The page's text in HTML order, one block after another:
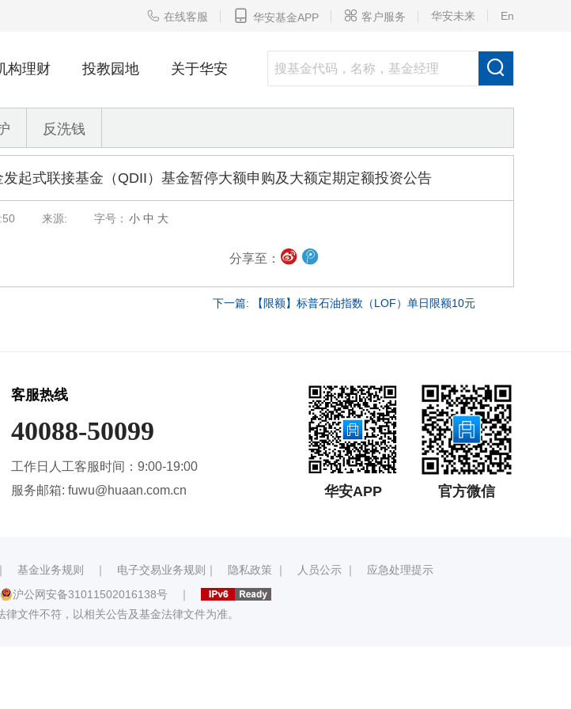
 在线客服  华安基金APP  客户服务 华安未来 En

构理财 投教园地 关于华安
反洗钱
起式联接基金（QDII）基金暂停大额申购及大额定期定额投资公告
来源: 字号： 小 中 大
分享至：
下一篇: 【限额】标普石油指数（LOF）单日限额10元
华安APP 官方微信
客服热线
40088-50099
工作日人工客服时间：9:00-19:00
服务邮箱: fuwu@huaan.com.cn
基金业务规则 ｜ 电子交易业务规则 ｜ 隐私政策 ｜ 人员公示 ｜ 应急处理提示
沪公网安备31011502016138号 ｜
文件不符，以相关公告及基金法律文件为准。